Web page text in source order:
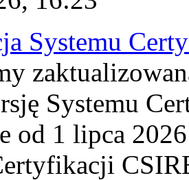
Systemu
Systemu
od 1 lipca